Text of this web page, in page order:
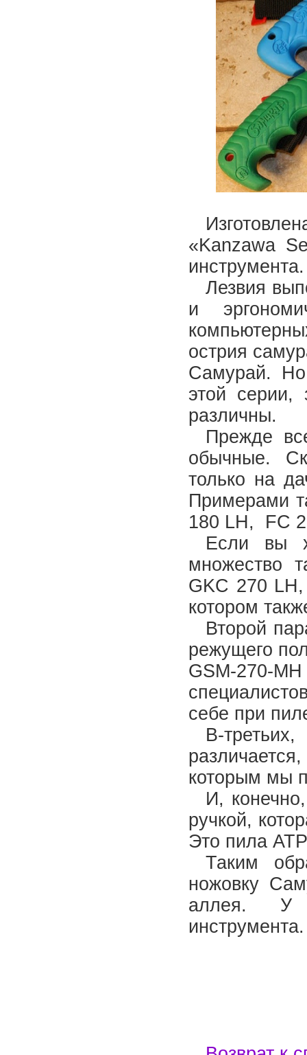
«Kanzawa
инструмента.
Лезвия
и
острия
Самурай.
этой серии,
различны.
Прежде
обычные.
только на
Примерами
180 LH, FC
Если вы
множество
GKC 270
котором
Второй
режущего
GSM-270-
себе при
В-
которым мы
И,
ручкой,
Это пила
Таким
ножовку
аллея. У
инструмента.